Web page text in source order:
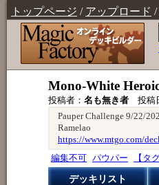
トップページ / アップロード /
Mono-White
投稿者： 名も無き者 投稿
Pauper Challenge 9/22/
Ramelao
https://www.mtgo.com/
編集不可
パウパー 【タ
デッキリスト